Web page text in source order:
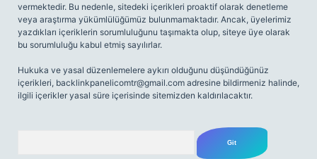
vermektedir. Bu nedenle, sitedeki içerikleri proaktif olarak denetleme
veya araştırma yükümlülüğümüz bulunmamaktadır. Ancak, üyelerimiz
yazdıkları içeriklerin sorumluluğunu taşımakta olup, siteye üye olarak
bu sorumluluğu kabul etmiş sayılırlar.
Hukuka ve yasal düzenlemelere aykırı olduğunu düşündüğünüz
içerikleri, backlinkpanelicomtr@gmail.com adresine bildirmeniz halinde,
ilgili içerikler yasal süre içerisinde sitemizden kaldırılacaktır.